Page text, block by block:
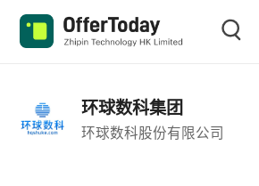
环球数科集团
环球数科股份有限公司